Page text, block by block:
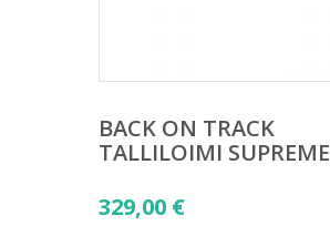
BACK ON TRACK
TALLILOIMI SUPREME
329,00 €